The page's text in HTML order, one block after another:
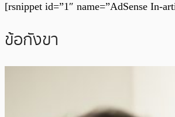
[rsnippet id=”1″ name=”AdSense In-
ข้อกังขา